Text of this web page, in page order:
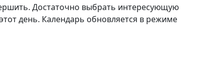
Достаточно выбрать интересующую
день. Календарь обновляется в режиме